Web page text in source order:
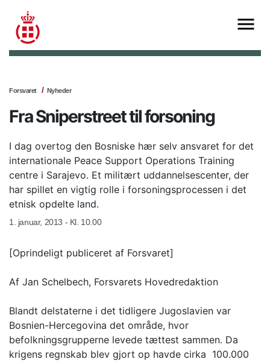
Forsvaret Nyheder
Fra Sniperstreet til forsoning
I dag overtog den Bosniske hær selv ansvaret for det
internationale Peace Support Operations Training
centre i Sarajevo. Et militært uddannelsescenter, der
har spillet en vigtig rolle i forsoningsprocessen i det
etnisk opdelte land.
1. januar, 2013 - Kl. 10.00
[Oprindeligt publiceret af Forsvaret]
Af Jan Schelbech, Forsvarets Hovedredaktion
Blandt delstaterne i det tidligere Jugoslavien var
Bosnien-Hercegovina det område, hvor
befolkningsgrupperne levede tættest sammen. Da
krigens regnskab blev gjort op havde cirka 100.000